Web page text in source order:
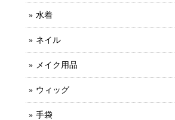
水着
ネイル
メイク用品
ウィッグ
手袋